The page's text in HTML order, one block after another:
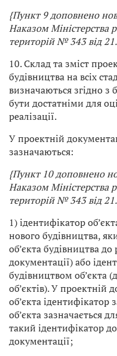
{Пункт 9 доповнено
НаказомМіністерства
територій№ 343 від
10. Склад та зміст
будівництва на всіх
визначаються згідно
бути достатніми для
реалізації.
У проектній
зазначаються:
{Пункт 10 доповнено
НаказомМіністерства
територій№ 343 від
1) ідентифікатор
нового будівництва,
об’єкта будівництва
документації) або
будівництвом об’єкта
об’єктів). У проектній
об’єкта ідентифікатор
об’єкта зазначається
такий ідентифікатор
документації;